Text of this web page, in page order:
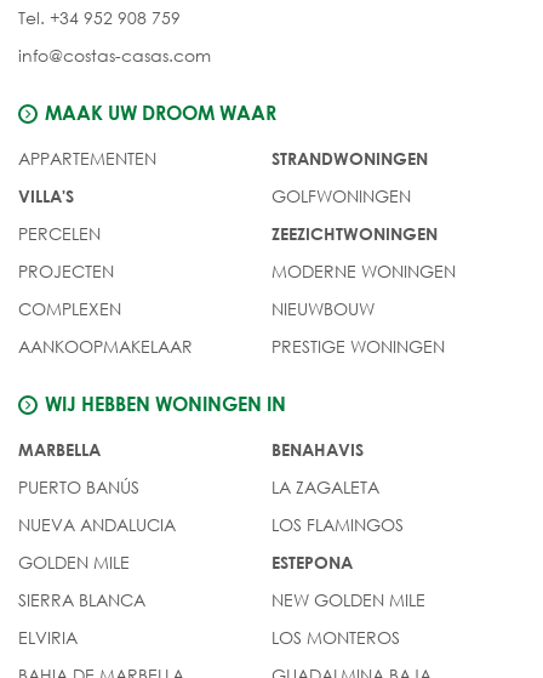
Tel. +34 952 908 759
info@costas-casas.com
MAAK UW DROOM WAAR
APPARTEMENTEN
VILLA'S
PERCELEN
PROJECTEN
COMPLEXEN
AANKOOPMAKELAAR
STRANDWONINGEN
GOLFWONINGEN
ZEEZICHTWONINGEN
MODERNE WONINGEN
NIEUWBOUW
PRESTIGE WONINGEN
WIJ HEBBEN WONINGEN IN
MARBELLA
PUERTO BANÚS
NUEVA ANDALUCIA
GOLDEN MILE
SIERRA BLANCA
ELVIRIA
BENAHAVIS
LA ZAGALETA
LOS FLAMINGOS
ESTEPONA
NEW GOLDEN MILE
LOS MONTEROS